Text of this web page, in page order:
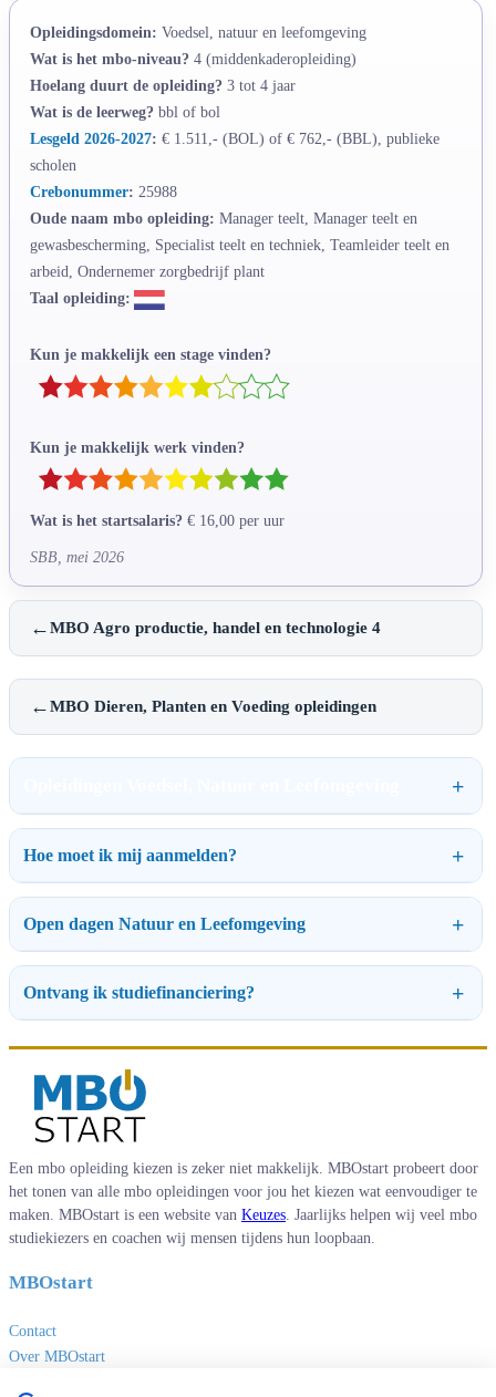
Opleidingsdomein: Voedsel, natuur en leefomgeving
Wat is het mbo-niveau? 4 (middenkaderopleiding)
Hoelang duurt de opleiding? 3 tot 4 jaar
Wat is de leerweg? bbl of bol
Lesgeld 2026-2027: € 1.511,- (BOL) of € 762,- (BBL), publieke
scholen
Crebonummer: 25988
Oude naam mbo opleiding: Manager teelt, Manager teelt en
gewasbescherming, Specialist teelt en techniek, Teamleider teelt en
arbeid, Ondernemer zorgbedrijf plant
Taal opleiding:
Kun je makkelijk een stage vinden?
Kun je makkelijk werk vinden?
Wat is het startsalaris? € 16,00 per uur
SBB, mei 2026
←MBO Agro productie, handel en technologie 4
←MBO Dieren, Planten en Voeding opleidingen
Hoe moet ik mij aanmelden?
Open dagen Natuur en Leefomgeving
Ontvang ik studiefinanciering?
Een mbo opleiding kiezen is zeker niet makkelijk. MBOstart probeert door
het tonen van alle mbo opleidingen voor jou het kiezen wat eenvoudiger te
maken. MBOstart is een website van Keuzes . Jaarlijks helpen wij veel mbo
studiekiezers en coachen wij mensen tijdens hun loopbaan.
MBOstart
Contact
Over MBOstart